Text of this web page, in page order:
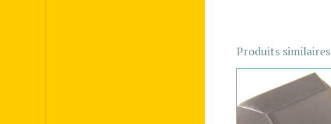
Produits similaires